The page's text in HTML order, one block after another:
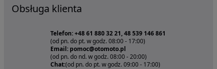
Obsługa klienta
Telefon: +48 61 880 32 21, 48 539 146 861
(od pn. do pt. w godz. 08:00 - 17:00)
Email: pomoc@otomoto.pl
(od pn. do nd. w godz. 08:00 - 20:00)
Chat:(od pn. do pt. w godz. 09:00 - 17:00)